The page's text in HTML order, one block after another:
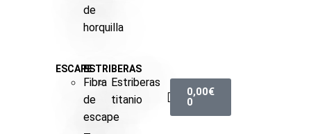
de
horquilla
ESCAPE
Fibra
de
escape
ESTRIBERAS
Estriberas
titanio
0,00€
0